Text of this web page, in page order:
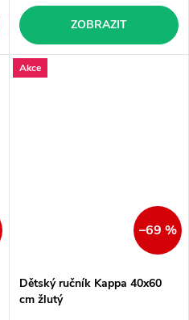
ZOBRAZIT
Akce
–69 %
Dětský ručník Kappa 40x60
cm žlutý